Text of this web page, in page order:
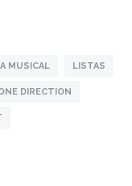
MUSICAL LISTAS
DIRECTION